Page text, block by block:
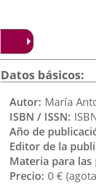
Datos básicos
Autor María
ISBN / ISSN
Año de
Editor de la
Materia para las
Precio 0 €